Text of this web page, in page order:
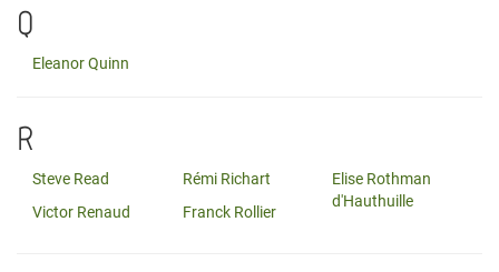
Q
Eleanor Quinn
R
Steve Read
Victor Renaud
Rémi Richart
Franck Rollier
Elise Rothman
d'Hauthuille